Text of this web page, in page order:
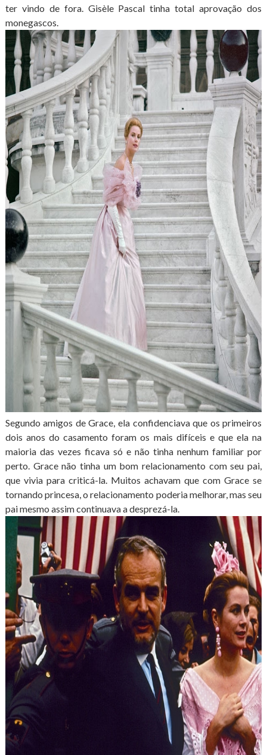
ter vindo de fora. Gisèle Pascal tinha total aprovação dos
monegascos.
Segundo amigos de Grace, ela confidenciava que os primeiros
dois anos do casamento foram os mais difíceis e que ela na
maioria das vezes ficava só e não tinha nenhum familiar por
perto. Grace não tinha um bom relacionamento com seu pai,
que vivia para criticá-la. Muitos achavam que com Grace se
tornando princesa, o relacionamento poderia melhorar, mas seu
pai mesmo assim continuava a desprezá-la.